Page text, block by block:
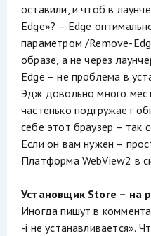
оставили, и чтоб в
Edge»? – Edge
параметром /Remove-
образе, а не через
Edge – не проблема в
Эдж довольно много
частенько подгружает
себе этот браузер – так
Если он вам нужен –
Платформа WebView2 в
Установщик Store – на
Иногда пишут в
-i не устанавливается».